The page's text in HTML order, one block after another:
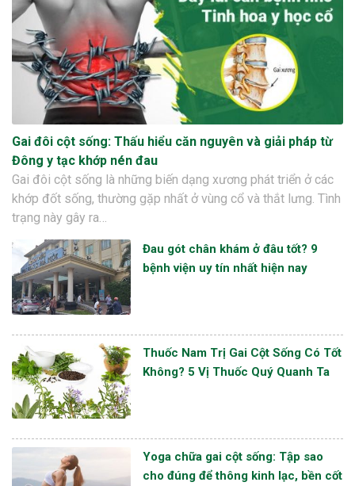
Gai đôi cột sống: Thấu hiểu căn nguyên và giải pháp từ
Đông y tạc khớp nén đau
Gai đôi cột sống là những biến dạng xương phát triển ở các
khớp đốt sống, thường gặp nhất ở vùng cổ và thắt lưng. Tình
trạng này gây ra…
Đau gót chân khám ở đâu tốt? 9
bệnh viện uy tín nhất hiện nay
Thuốc Nam Trị Gai Cột Sống Có Tốt
Không? 5 Vị Thuốc Quý Quanh Ta
Yoga chữa gai cột sống: Tập sao
cho đúng để thông kinh lạc, bền cốt